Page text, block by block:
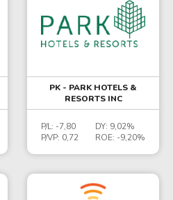
PK - PARK HOTELS &
RESORTS INC
P/L: -7,80
P/VP: 0,72
DY: 9,02%
ROE: -9,20%